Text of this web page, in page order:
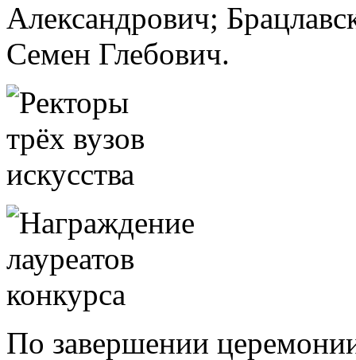
Александрович;
Семен Глебович.
По завершении